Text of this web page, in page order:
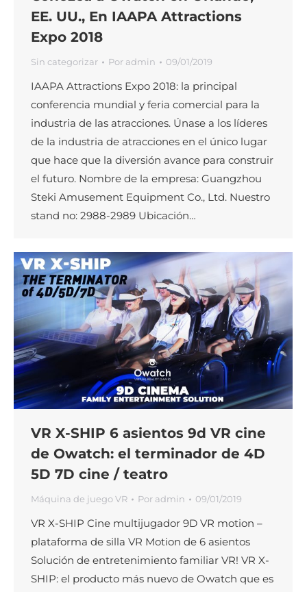
EE. UU., En IAAPA Attractions
Expo 2018
Sin categorizar Por admin 09/01/2019
IAAPA Attractions Expo 2018: la principal
conferencia mundial y feria comercial para la
industria de las atracciones. Únase a los líderes
de la industria de atracciones en el único lugar
que hace que la diversión avance para construir
el futuro. Nombre de la empresa: Guangzhou
Steki Amusement Equipment Co., Ltd. Nuestro
stand no: 2988-2989 Ubicación…
VR X-SHIP 6 asientos 9d VR cine
de Owatch: el terminador de 4D
5D 7D cine / teatro
Máquina de juego VR Por admin 09/01/2019
VR X-SHIP Cine multijugador 9D VR motion –
plataforma de silla VR Motion de 6 asientos
Solución de entretenimiento familiar VR! VR X-
SHIP: el producto más nuevo de Owatch que es